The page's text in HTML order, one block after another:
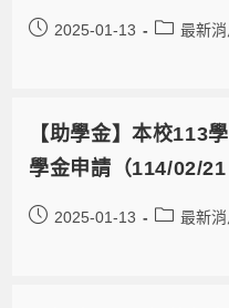
2025-01-13 最新消
【助學金】本校113
學金申請（114/02/21
2025-01-13 最新消